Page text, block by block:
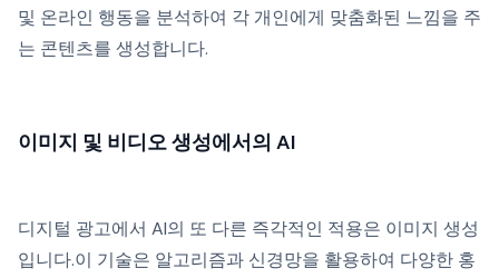
및 온라인 행동을 분석하여 각 개인에게 맞춤화된 느낌을 주
는 콘텐츠를 생성합니다.
이미지 및 비디오 생성에서의 AI
디지털 광고에서 AI의 또 다른 즉각적인 적용은 이미지 생성
입니다.이 기술은 알고리즘과 신경망을 활용하여 다양한 홍